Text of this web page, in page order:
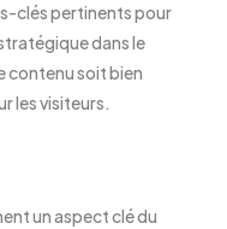
clés pertinents pour
dans le
contenu soit bien
les visiteurs.
un aspect clé du